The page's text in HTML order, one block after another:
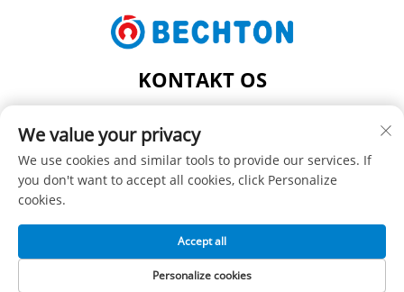
KONTAKT OS
ZHANGJIAGANG CITY, JIANGSU PROVINS, KINA
Tlf.:+86-13962240078
E-mail: [email protected]
Copyright © SUZHOU BECHTON PLASTIC MACHINERY CO.,
LTD -Privatlivspolitik
We value your privacy
We use cookies and similar tools to provide our services. If
you don't want to accept all cookies, click Personalize
cookies.
Personalize cookies
Accept all